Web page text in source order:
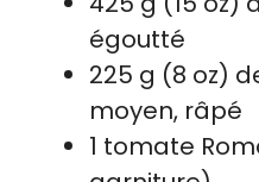
égoutté
225 g (8 oz)
moyen, râpé
1 tomate